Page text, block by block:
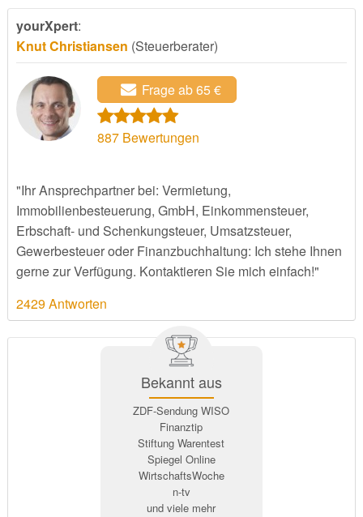
yourXpert:
Knut Christiansen (Steuerberater)
Frage ab 65 €
887Bewertungen
"Ihr Ansprechpartner bei: Vermietung,
Immobilienbesteuerung, GmbH, Einkommensteuer,
Erbschaft- und Schenkungsteuer, Umsatzsteuer,
Gewerbesteuer oder Finanzbuchhaltung: Ich stehe Ihnen
gerne zur Verfügung. Kontaktieren Sie mich einfach!"
2429 Antworten
Bekannt aus
ZDF-Sendung WISO
Finanztip
Stiftung Warentest
Spiegel Online
WirtschaftsWoche
n-tv
und viele mehr